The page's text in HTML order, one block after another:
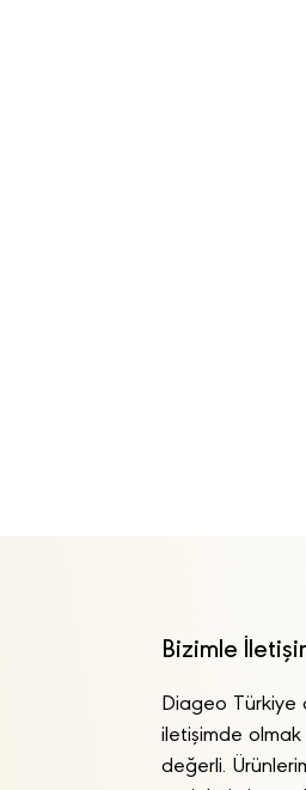
Bizimle
Diageo Türkiye
iletişimde
değerli.